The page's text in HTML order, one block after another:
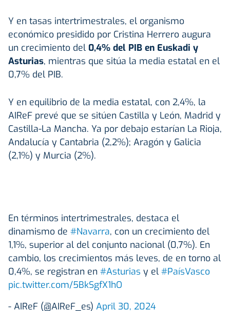
Y en tasas intertrimestrales, el organismo
económico presidido por Cristina Herrero augura
un crecimiento del 0,4% del PIB en Euskadi y
Asturias, mientras que sitúa la media estatal en el
0,7% del PIB.
Y en equilibrio de la media estatal, con 2,4%, la
AIReF prevé que se sitúen Castilla y León, Madrid y
Castilla-La Mancha. Ya por debajo estarían La Rioja,
Andalucía y Cantabria (2,2%); Aragón y Galicia
(2,1%) y Murcia (2%).
En términos intertrimestrales, destaca el
dinamismo de #Navarra, con un crecimiento del
1,1%, superior al del conjunto nacional (0,7%). En
cambio, los crecimientos más leves, de en torno al
0,4%, se registran en #Asturias y el #PaísVasco
pic.twitter.com/5BkSgfX1hO
- AIReF (@AIReF_es) April 30, 2024